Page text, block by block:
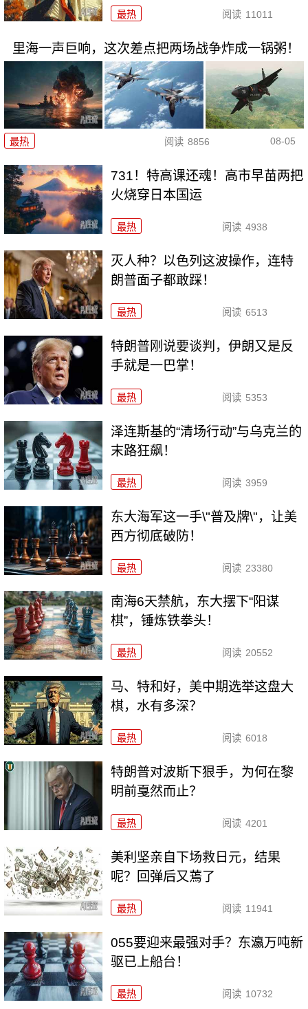
最热 阅读 11011
里海一声巨响，这次差点把两场战争炸成一锅粥！
最热 阅读 8856 08-05
731！特高课还魂！高市早苗两把
火烧穿日本国运
最热 阅读 4938
灭人种？以色列这波操作，连特
朗普面子都敢踩！
最热 阅读 6513
特朗普刚说要谈判，伊朗又是反
手就是一巴掌！
最热 阅读 5353
泽连斯基的“清场行动”与乌克兰的
末路狂飙！
最热 阅读 3959
东大海军这一手\"普及牌\"，让美
西方彻底破防！
最热 阅读 23380
南海6天禁航，东大摆下“阳谋
棋”，锤炼铁拳头！
最热 阅读 20552
马、特和好，美中期选举这盘大
棋，水有多深？
最热 阅读 6018
特朗普对波斯下狠手，为何在黎
明前戛然而止？
最热 阅读 4201
美利坚亲自下场救日元，结果
呢？回弹后又蔫了
最热 阅读 11941
055要迎来最强对手？东瀛万吨新
驱已上船台！
最热 阅读 10732